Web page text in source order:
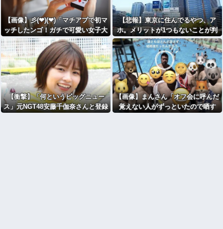
【画像】彡(❤︎)(❤︎)「マチアプで初マ
ッチしたンゴ！ガチで可愛い女子大
生
」ｼｺｼｺｼｺｼｺｼｺ
【悲報】東京に住んでるやつ、ア
ホ。メリットが1つもないことが判
明
【衝撃】「何というビッグニュー
ス」元NGT48安藤千伽奈さんと登録
【画像】まんさん「オフ会に呼んだ
覚えない人がずっといたので晒す